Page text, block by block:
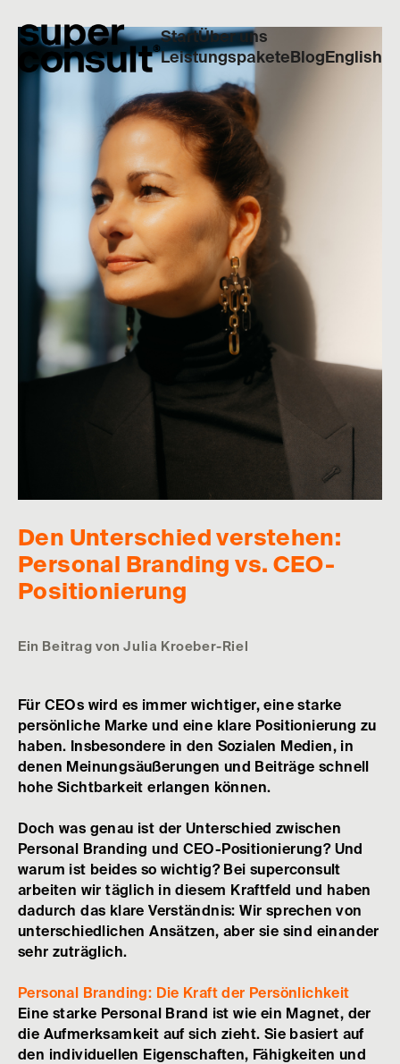
StartÜber uns
Leistungspakete Blog English
Den Unterschied verstehen:
Personal Branding vs. CEO-
Positionierung
Ein Beitrag von Julia Kroeber-Riel
Für CEOs wird es immer wichtiger, eine starke
persönliche Marke und eine klare Positionierung zu
haben. Insbesondere in den Sozialen Medien, in
denen Meinungsäußerungen und Beiträge schnell
hohe Sichtbarkeit erlangen können.
Doch was genau ist der Unterschied zwischen
Personal Branding und CEO-Positionierung? Und
warum ist beides so wichtig? Bei superconsult
arbeiten wir täglich in diesem Kraftfeld und haben
dadurch das klare Verständnis: Wir sprechen von
unterschiedlichen Ansätzen, aber sie sind einander
sehr zuträglich.
Personal Branding: Die Kraft der Persönlichkeit
Eine starke Personal Brand ist wie ein Magnet, der
die Aufmerksamkeit auf sich zieht. Sie basiert auf
den individuellen Eigenschaften, Fähigkeiten und